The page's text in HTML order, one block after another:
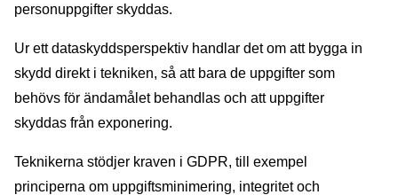
personuppgifter skyddas.
Ur ett dataskyddsperspektiv handlar det om att bygga in
skydd direkt i tekniken, så att bara de uppgifter som
behövs för ändamålet behandlas och att uppgifter
skyddas från exponering.
Teknikerna stödjer kraven i GDPR, till exempel
principerna om uppgiftsminimering, integritet och